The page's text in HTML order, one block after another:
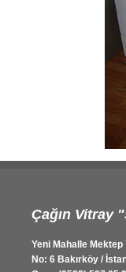
Çağın Vitray
Yeni Mahalle Mektep
No: 6 Bakırköy /